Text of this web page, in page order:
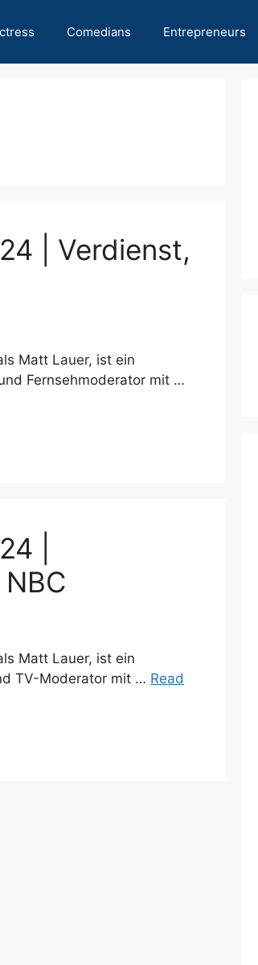
Comedians Entrepreneurs
| Verdienst,
Matt Lauer, ist ein
Fernsehmoderator mit …
|
Matt Lauer, ist ein
TV-Moderator mit … Read